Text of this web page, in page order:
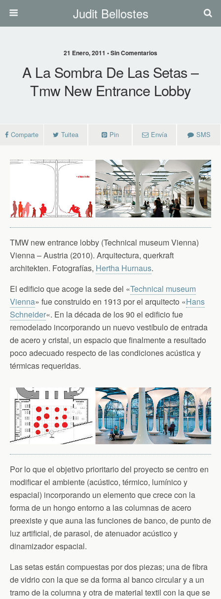
Judit Bellostes
21 Enero, 2011 • Sin Comentarios
A La Sombra De Las Setas –
Tmw New Entrance Lobby
Comparte Tuitea Pin Envía SMS
TMW new entrance lobby (Technical museum Vienna)
Vienna – Austria (2010). Arquitectura, querkraft
architekten. Fotografías, Hertha Hurnaus.
El edificio que acoge la sede del «Technical museum
Vienna» fue construido en 1913 por el arquitecto «Hans
Schneider«. En la década de los 90 el edificio fue
remodelado incorporando un nuevo vestíbulo de entrada
de acero y cristal, un espacio que finalmente a resultado
poco adecuado respecto de las condiciones acústica y
térmicas requeridas.
Por lo que el objetivo prioritario del proyecto se centro en
modificar el ambiente (acústico, térmico, lumínico y
espacial) incorporando un elemento que crece con la
forma de un hongo entorno a las columnas de acero
preexiste y que auna las funciones de banco, de punto de
luz artificial, de parasol, de atenuador acústico y
dinamizador espacial.
Las setas están compuestas por dos piezas; una de fibra
de vidrio con la que se da forma al banco circular y a un
tramo de la columna y otra de material textil con la que se